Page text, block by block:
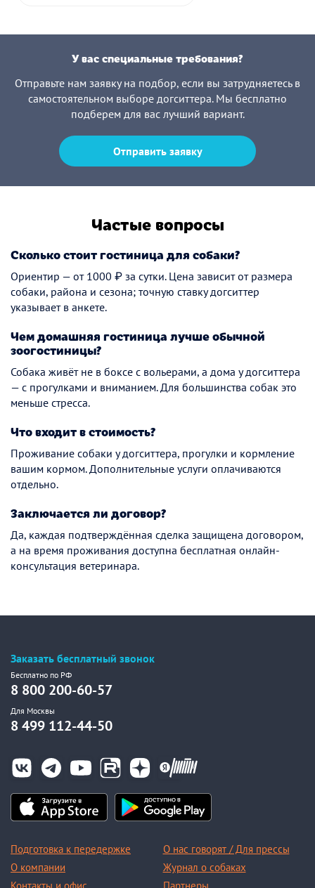
У вас специальные требования?
Отправьте нам заявку на подбор, если вы затрудняетесь в
самостоятельном выборе догситтера. Мы бесплатно
подберем для вас лучший вариант.
Отправить заявку
Частые вопросы
Сколько стоит гостиница для собаки?
Ориентир — от 1000 ₽ за сутки. Цена зависит от размера
собаки, района и сезона; точную ставку догситтер
указывает в анкете.
Чем домашняя гостиница лучше обычной
зоогостиницы?
Собака живёт не в боксе с вольерами, а дома у догситтера
— с прогулками и вниманием. Для большинства собак это
меньше стресса.
Что входит в стоимость?
Проживание собаки у догситтера, прогулки и кормление
вашим кормом. Дополнительные услуги оплачиваются
отдельно.
Заключается ли договор?
Да, каждая подтверждённая сделка защищена договором,
а на время проживания доступна бесплатная онлайн-
консультация ветеринара.
Заказать бесплатный звонок
Бесплатно по РФ
8 800 200-60-57
Для Москвы
8 499 112-44-50
Подготовка к передержке
О компании
О нас говорят / Для прессы
Журнал о собаках